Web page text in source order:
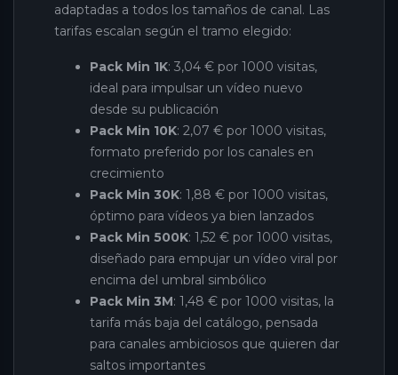
adaptadas a todos los tamaños de canal. Las
tarifas escalan según el tramo elegido:
Pack Min 1K: 3,04 € por 1000 visitas,
ideal para impulsar un vídeo nuevo
desde su publicación
Pack Min 10K: 2,07 € por 1000 visitas,
formato preferido por los canales en
crecimiento
Pack Min 30K: 1,88 € por 1000 visitas,
óptimo para vídeos ya bien lanzados
Pack Min 500K: 1,52 € por 1000 visitas,
diseñado para empujar un vídeo viral por
encima del umbral simbólico
Pack Min 3M: 1,48 € por 1000 visitas, la
tarifa más baja del catálogo, pensada
para canales ambiciosos que quieren dar
saltos importantes